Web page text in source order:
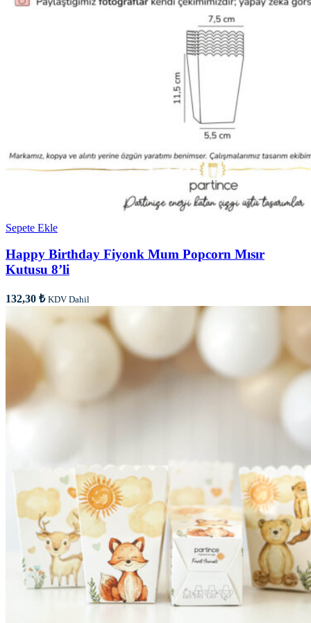
Sepete Ekle
Happy Birthday Fiyonk Mum Popcorn Mısır
Kutusu 8’li
132,30 ₺ KDV Dahil